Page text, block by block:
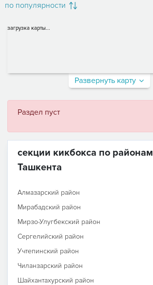
по популярности
загрузка карты...
Развернуть карту
Раздел пуст
секции кикбокса по районам
Ташкента
Алмазарский район
Мирабадский район
Мирзо-Улугбекский район
Сергелийский район
Учтепинский район
Чиланзарский район
Шайхантахурский район